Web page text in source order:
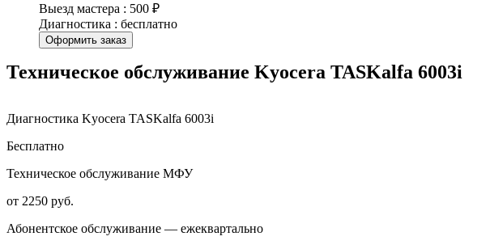
Выезд мастера : 500 ₽
Диагностика : бесплатно
Оформить заказ
Техническое обслуживание Kyocera TASKalfa 6003i
Диагностика Kyocera TASKalfa 6003i
Бесплатно
Техническое обслуживание МФУ
от 2250 руб.
Абонентское обслуживание — ежеквартально